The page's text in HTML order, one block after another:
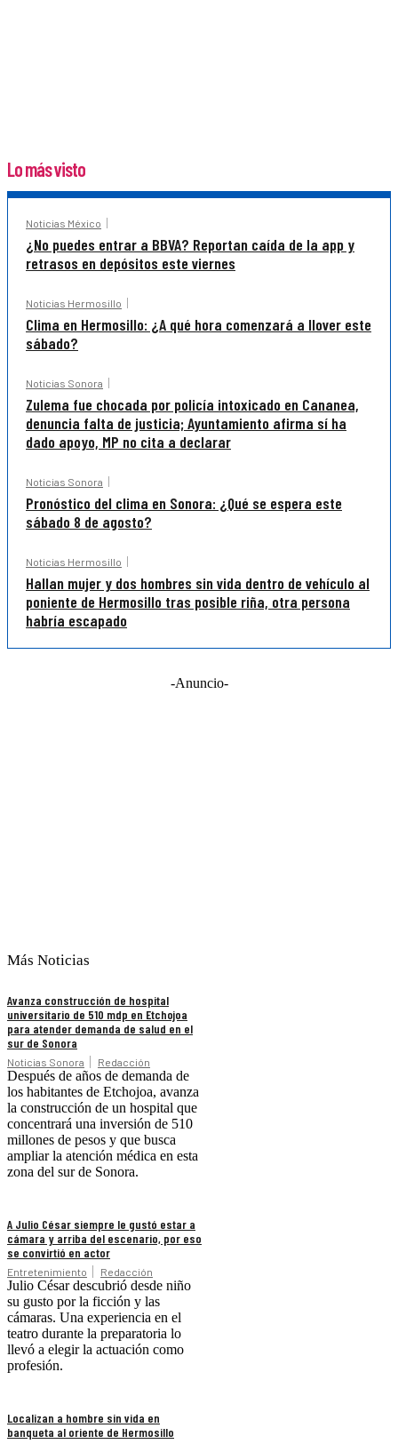
Lo más visto
Noticias México
¿No puedes entrar a BBVA? Reportan caída de la app y
retrasos en depósitos este viernes
Noticias Hermosillo
Clima en Hermosillo: ¿A qué hora comenzará a llover este
sábado?
Noticias Sonora
Zulema fue chocada por policía intoxicado en Cananea,
denuncia falta de justicia; Ayuntamiento afirma sí ha
dado apoyo, MP no cita a declarar
Noticias Sonora
Pronóstico del clima en Sonora: ¿Qué se espera este
sábado 8 de agosto?
Noticias Hermosillo
Hallan mujer y dos hombres sin vida dentro de vehículo al
poniente de Hermosillo tras posible riña, otra persona
habría escapado
-Anuncio-
Más Noticias
Avanza construcción de hospital
universitario de 510 mdp en Etchojoa
para atender demanda de salud en el
sur de Sonora
Noticias Sonora Redacción
Después de años de demanda de
los habitantes de Etchojoa, avanza
la construcción de un hospital que
concentrará una inversión de 510
millones de pesos y que busca
ampliar la atención médica en esta
zona del sur de Sonora.
A Julio César siempre le gustó estar a
cámara y arriba del escenario, por eso
se convirtió en actor
Entretenimiento Redacción
Julio César descubrió desde niño
su gusto por la ficción y las
cámaras. Una experiencia en el
teatro durante la preparatoria lo
llevó a elegir la actuación como
profesión.
Localizan a hombre sin vida en
banqueta al oriente de Hermosillo